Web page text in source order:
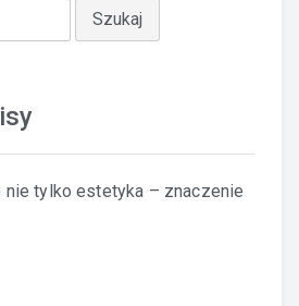
tylko estetyka – znaczenie